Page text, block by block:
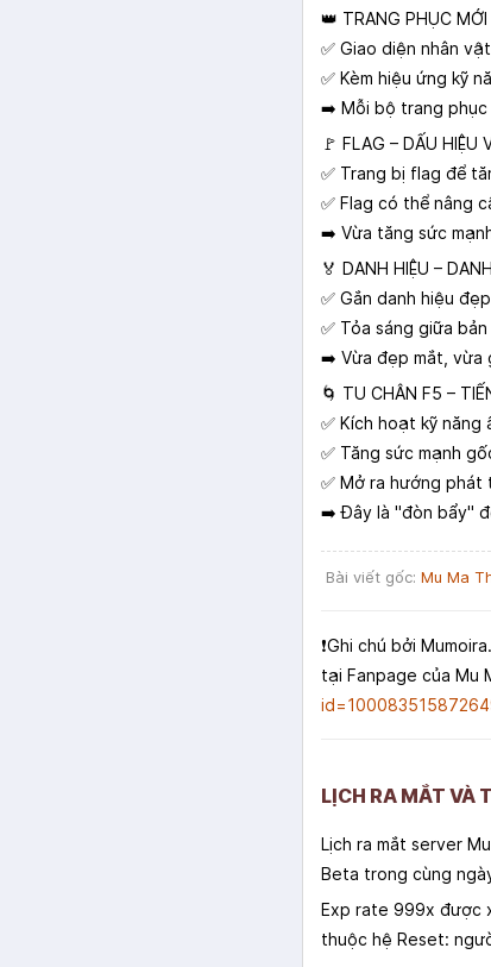
👑 TRANG PHỤC
✅ Giao diện nhân
✅ Kèm hiệu ứng kỹ
➡️ Mỗi bộ trang phục
🚩 FLAG – DẤU HIỆU
✅ Trang bị flag để
✅ Flag có thể nâng
➡️ Vừa tăng sức
🏅 DANH HIỆU –
✅ Gắn danh hiệu
✅ Tỏa sáng giữa
➡️ Vừa đẹp mắt, vừa
🌀 TU CHÂN F5 –
✅ Kích hoạt kỹ năng
✅ Tăng sức mạnh
✅ Mở ra hướng phát
➡️ Đây là "đòn bẩy"
Bài viết gốc: Mu Ma
❗️Ghi chú bởi
tại Fanpage của Mu
LỊCH RA MẮT VÀ
Lịch ra mắt server
Beta trong cùng
Exp rate 999x được
thuộc hệ Reset: